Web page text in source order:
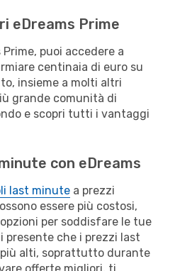
eDreams Prime
puoi accedere a
centinaia di euro su
insieme a molti altri
grande comunità di
e scopri tutti i vantaggi
con eDreams
last minute a prezzi
essere più costosi,
per soddisfare le tue
presente che i prezzi last
più alti, soprattutto durante